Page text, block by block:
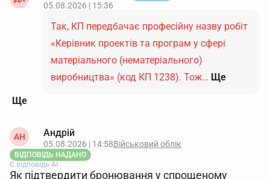
05.08.2026 | 15:36
Так, КП передбачає професійну назву робіт
«Керівник проектів та програм у сфері
матеріального (нематеріального)
виробництва» (код КП 1238). Тож… Ще
АН Андрій
05.08.2026 | 14:58Військовий облік
ВІДПОВІДЬ НАДАНО
Є відповідь АІ
Як підтвердити бронювання у спрощеному